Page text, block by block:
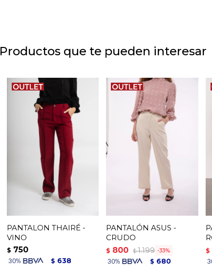
Productos que te pueden interesar
PANTALON THAIRÉ -
VINO
$ 750
$ 638
PANTALÓN ASUS -
CRUDO
$ 800 $ 1.199 33
$ 680
$